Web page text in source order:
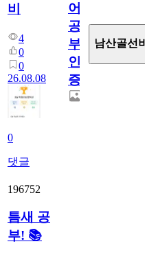
비
4
0
0
26.08.08
0
댓글
어
공
부
인
증
남산골선비
196752
틈새 공
부! 📚